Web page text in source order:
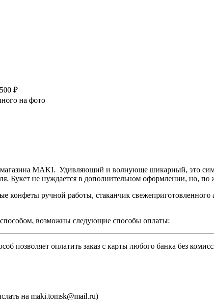
₽
на фото
магазина MAKI. Удивляющий и волнующе шикарный, это
Букет не нуждается в дополнительном оформлении, но,
конфеты ручной работы, стаканчик
возможны следующие способы оплаты:
позволяет оплатить заказ с карты любого банка без
на maki.tomsk@mail.ru)